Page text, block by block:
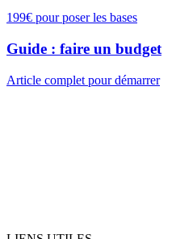
199€ pour poser les bases
Guide : faire un budget
Article complet pour démarrer
Réserver ma consultation offerte